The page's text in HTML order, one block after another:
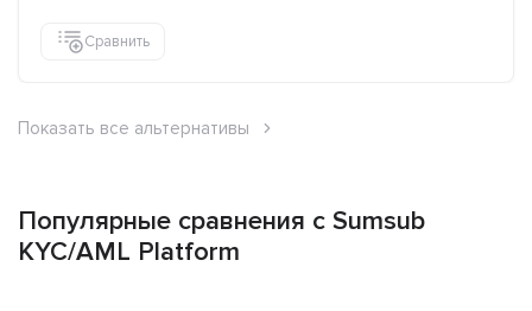
Сравнить
Показать все альтернативы
Популярные сравнения с Sumsub
KYC/AML Platform